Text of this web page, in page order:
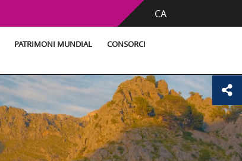
CA
PATRIMONI MUNDIAL CONSORCI